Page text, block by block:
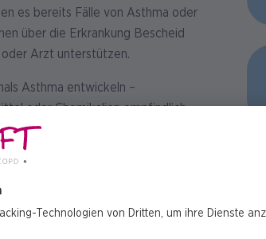
es bereits Fälle von Asthma oder
über die Erkrankung Bescheid
Arzt unterstützen.
Asthma entwickeln –
oder Chemikalien empfindlich
leider häufig schwerer.
weil andere Erkrankungen ähnliche
über 65 Jahren vermehrt
Ärztin oder dem Arzt sind
gut einzustellen, um die